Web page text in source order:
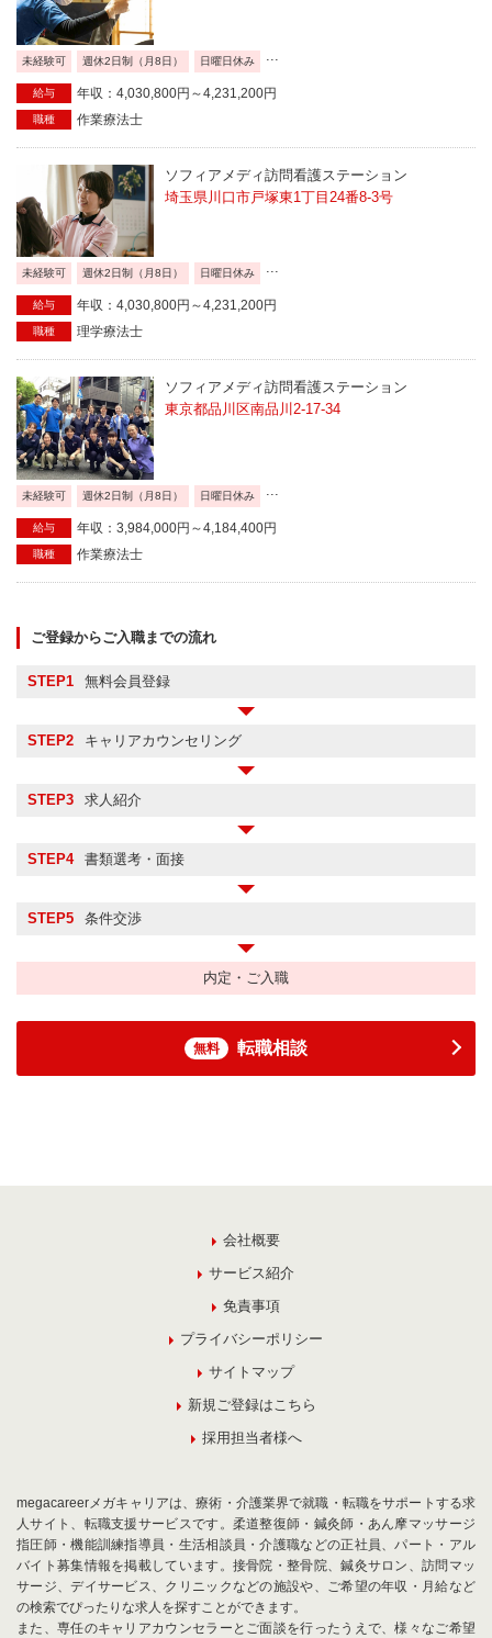
未経験可 週休2日制（月8日） 日曜日休み ...
給与 年収：4,030,800円～4,231,200円
職種 作業療法士
ソフィアメディ訪問看護ステーション
埼玉県川口市戸塚東1丁目24番8-3号
未経験可 週休2日制（月8日） 日曜日休み ...
給与 年収：4,030,800円～4,231,200円
職種 理学療法士
ソフィアメディ訪問看護ステーション
東京都品川区南品川2-17-34
未経験可 週休2日制（月8日） 日曜日休み ...
給与 年収：3,984,000円～4,184,400円
職種 作業療法士
ご登録からご入職までの流れ
STEP1 無料会員登録
STEP2 キャリアカウンセリング
STEP3 求人紹介
STEP4 書類選考・面接
STEP5 条件交渉
内定・ご入職
無料 転職相談
会社概要
サービス紹介
免責事項
プライバシーポリシー
サイトマップ
新規ご登録はこちら
採用担当者様へ
megacareerメガキャリアは、療術・介護業界で就職・転職をサポートする求
人サイト、転職支援サービスです。柔道整復師・鍼灸師・あん摩マッサージ
指圧師・機能訓練指導員・生活相談員・介護職などの正社員、パート・アル
バイト募集情報を掲載しています。接骨院・整骨院、鍼灸サロン、訪問マッ
サージ、デイサービス、クリニックなどの施設や、ご希望の年収・月給など
の検索でぴったりな求人を探すことができます。
また、専任のキャリアカウンセラーとご面談を行ったうえで、様々なご希望